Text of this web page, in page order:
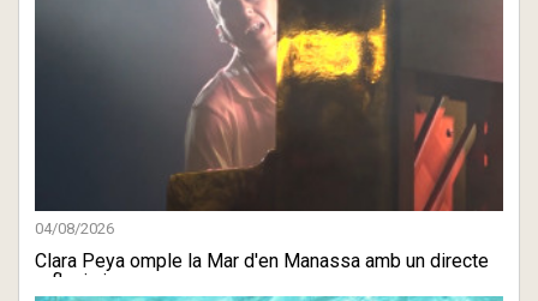
04/08/2026
Clara Peya omple la Mar d'en Manassa amb un directe